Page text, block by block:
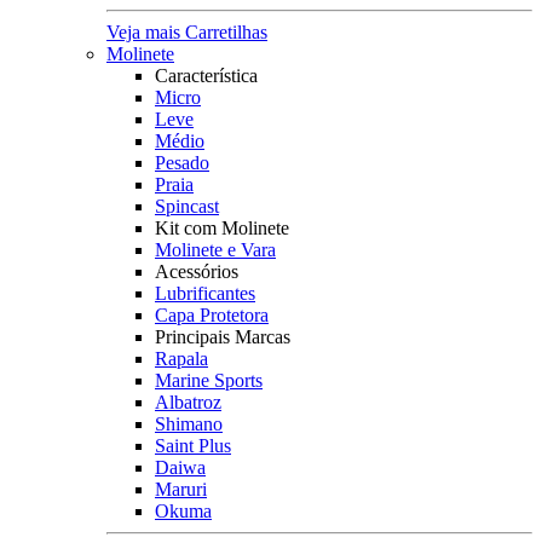
Veja mais Carretilhas
Molinete
Característica
Micro
Leve
Médio
Pesado
Praia
Spincast
Kit com Molinete
Molinete e Vara
Acessórios
Lubrificantes
Capa Protetora
Principais Marcas
Rapala
Marine Sports
Albatroz
Shimano
Saint Plus
Daiwa
Maruri
Okuma